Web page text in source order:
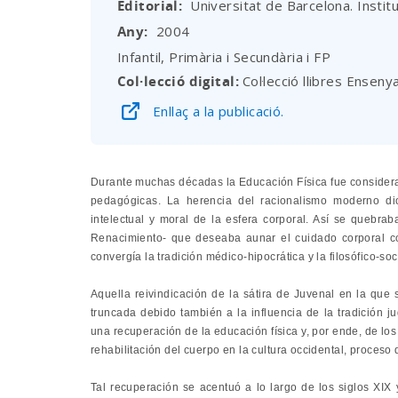
Editorial Universitat de Barcelona.
Any
2004
Infantil, Primària i Secundària i FP
Col·lecció digital Col·lecció llibres
Enllaç a la publicació.
Durante muchas décadas la Educación Física fue
pedagógicas. La herencia del racionalismo moderno
intelectual y moral de la esfera corporal. Así se
Renacimiento- que deseaba aunar el cuidado corporal
convergía la tradición médico-hipocrática y la filosófico-
Aquella reivindicación de la sátira de Juvenal en la que
truncada debido también a la influencia de la tradición
una recuperación de la educación física y, por ende, de
rehabilitación del cuerpo en la cultura occidental,
Tal recuperación se acentuó a lo largo de los siglos